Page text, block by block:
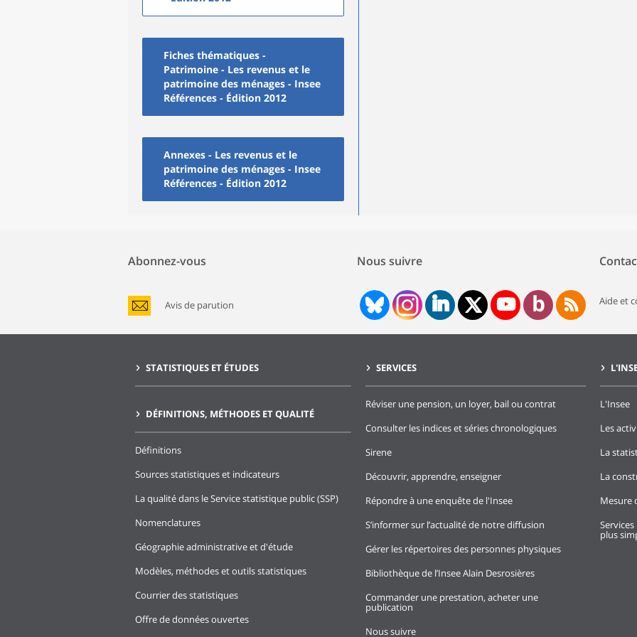
Fiches thématiques -
Patrimoine - Les revenus et le
patrimoine des ménages - Insee
Références - Édition 2012
Annexes - Les revenus et le
patrimoine des ménages - Insee
Références - Édition 2012
Abonnez-vous
Avis de parution
Nous suivre
Aide et
STATISTIQUES ET ÉTUDES
DÉFINITIONS, MÉTHODES ET QUALITÉ
Définitions
Sources statistiques et indicateurs
La qualité dans le Service statistique public (SSP)
Nomenclatures
Géographie administrative et d'étude
Modèles, méthodes et outils statistiques
Courrier des statistiques
Offre de données ouvertes
SERVICES
Réviser une pension, un loyer, bail ou contrat
Consulter les indices et séries chronologiques
Sirene
Découvrir, apprendre, enseigner
Répondre à une enquête de l'Insee
S’informer sur l’actualité de notre diffusion
Gérer les répertoires des personnes physiques
Bibliothèque de l’Insee Alain Desrosières
Commander une prestation, acheter une
publication
Nous suivre
L'Insee
Les
La
La
Mesure
plus